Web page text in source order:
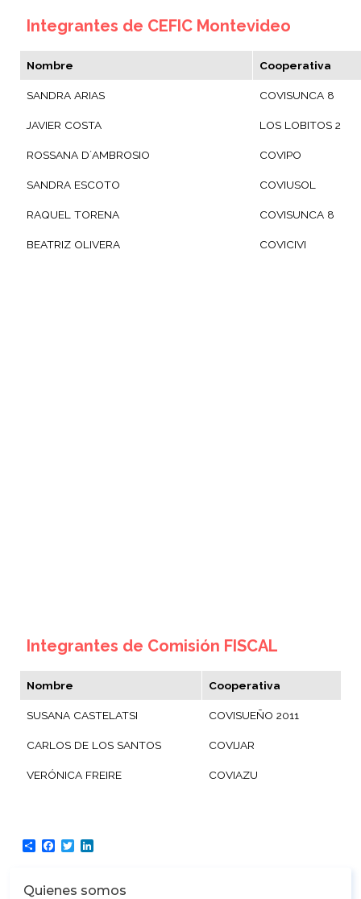
Integrantes de CEFIC Montevideo
Nombre Cooperativa
SANDRA ARIAS COVISUNCA 8
JAVIER COSTA LOS LOBITOS 2
ROSSANA D´AMBROSIO COVIPO
SANDRA ESCOTO COVIUSOL
RAQUEL TORENA COVISUNCA 8
BEATRIZ OLIVERA COVICIVI
Integrantes de Comisión FISCAL
Nombre Cooperativa
SUSANA CASTELATSI COVISUEÑO 2011
CARLOS DE LOS SANTOS COVIJAR
VERÓNICA FREIRE COVIAZU
ShareFacebook
Twitter
Quienes somos